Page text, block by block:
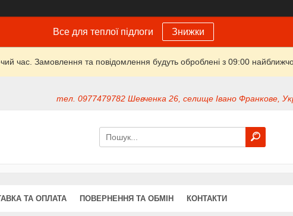
Все для теплої підлоги Знижки
час. Замовлення та повідомлення будуть оброблені з 09:00
тел. 0977479782 Шевченка 26, селище Івано Франкове,
ТА ОПЛАТА ПОВЕРНЕННЯ ТА ОБМІН КОНТАКТИ